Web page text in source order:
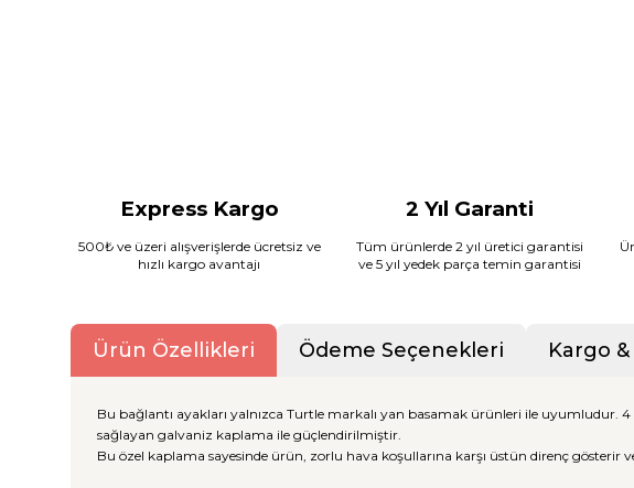
Express Kargo
500₺ ve üzeri alışverişlerde ücretsiz ve
hızlı kargo avantajı
2 Yıl Garanti
Tüm ürünlerde 2 yıl üretici garantisi
ve 5 yıl yedek parça temin garantisi
Ürün Özellikleri Ödeme Seçenekleri Kargo
Bu bağlantı ayakları yalnızca Turtle markalı yan basamak ürünleri ile uyumludur.
sağlayan galvaniz kaplama ile güçlendirilmiştir.
Bu özel kaplama sayesinde ürün, zorlu hava koşullarına karşı üstün direnç gösterir